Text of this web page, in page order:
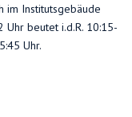
im Institutsgebäude
Uhr beutet i.d.R. 10:15-
Uhr.